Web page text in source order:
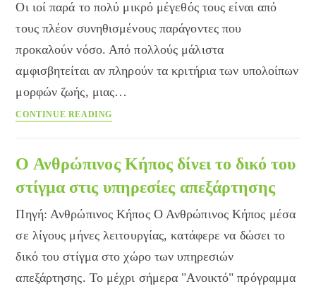
και
ποιές
οι
πιο
συχνές
Οι ιοί παρά το πολύ μικρό μέγεθός τους είναι από
τους πλέον συνηθισμένους παράγοντες που
προκαλούν νόσο. Από πολλούς μάλιστα
αμφισβητείται αν πληρούν τα κριτήρια των υπολοίπων
μορφών ζωής, μιας…
CONTINUE READING
των
κυττάρων
Ο Ανθρώπινος Κήπος δίνει το δικό του
στίγμα στις υπηρεσίες απεξάρτησης
Πηγή: Ανθρώπινος Κήπος Ο Ανθρώπινος Κήπος μέσα
σε λίγους μήνες λειτουργίας, κατάφερε να δώσει το
δικό του στίγμα στο χώρο των υπηρεσιών
απεξάρτησης. Το μέχρι σήμερα "Ανοικτό" πρόγραμμα